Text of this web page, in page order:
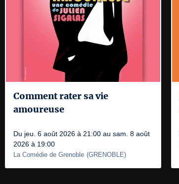
Comment rater sa vie
amoureuse
Du jeu. 6 août 2026 à 21:00 au sam. 8 août
2026 à 19:00
La Comédie de Grenoble (GRENOBLE)